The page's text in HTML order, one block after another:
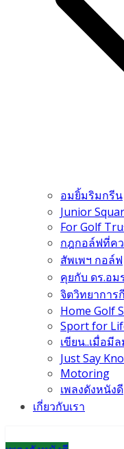
อมยิ้มริมกรีน
Junior
For Golf
กฎกอล์ฟที่ค
สัพเพฯ กอล์ฟ
คุยกับ ดร.อม
จิตวิทยาการ
Home Golf
Sport for
เขียน..เมื่อมี
Just Say
Motoring
เพลงดังหนังดี
เกี่ยวกับเรา